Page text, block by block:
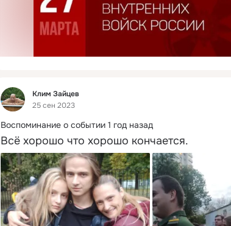
Фид
Клим Зайцев
25 сен 2023
Воспоминание о событии 1 год назад
Всё хорошо что хорошо кончается.